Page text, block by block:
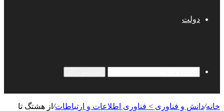
دولت
خانه/دانش و فناوری > فناوری اطلاعات و ارتباطات/ از هشتگ تا